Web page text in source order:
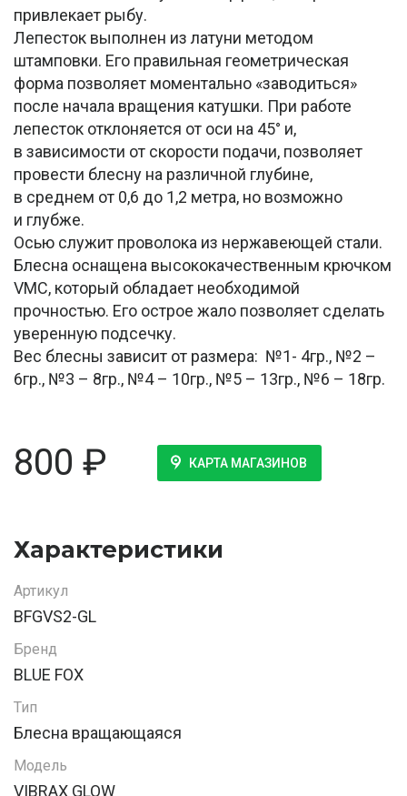
привлекает рыбу.
Лепесток выполнен из латуни методом
штамповки. Его правильная геометрическая
форма позволяет моментально «заводиться»
после начала вращения катушки. При работе
лепесток отклоняется от оси на 45° и,
в зависимости от скорости подачи, позволяет
провести блесну на различной глубине,
в среднем от 0,6 до 1,2 метра, но возможно
и глубже.
Осью служит проволока из нержавеющей стали.
Блесна оснащена высококачественным крючком
VMC, который обладает необходимой
прочностью. Его острое жало позволяет сделать
уверенную подсечку.
Вес блесны зависит от размера: №1- 4гр., №2 –
6гр., №3 – 8гр., №4 – 10гр., №5 – 13гр., №6 – 18гр.
800 ₽ КАРТА МАГАЗИНОВ
Характеристики
Артикул
BFGVS2-GL
Бренд
BLUE FOX
Тип
Блесна вращающаяся
Модель
VIBRAX GLOW